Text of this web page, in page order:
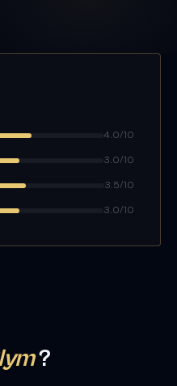
4.0/10
3.0/10
3.5/10
3.0/10
?